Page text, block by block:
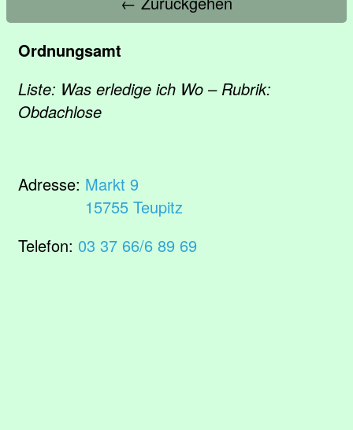
Ordnungsamt
Liste: Was erledige ich Wo – Rubrik:
Obdachlose
Adresse: Markt 9
15755 Teupitz
Telefon: 03 37 66/6 89 69